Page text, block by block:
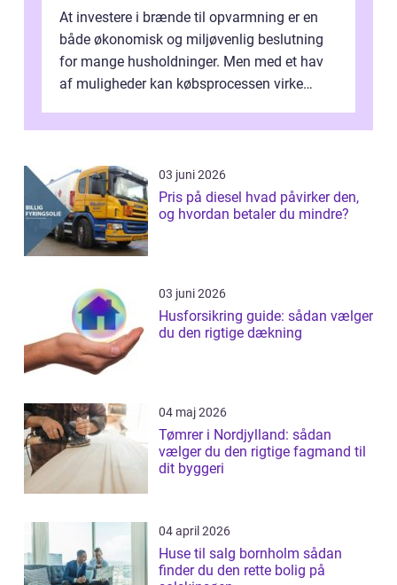
At investere i brænde til opvarmning er en
både økonomisk og miljøvenlig beslutning
for mange husholdninger. Men med et hav
af muligheder kan købsprocessen virke
03 juni 2026
Pris på diesel hvad påvirker den,
og hvordan betaler du mindre?
03 juni 2026
Husforsikring guide: sådan vælger
du den rigtige dækning
04 maj 2026
Tømrer i Nordjylland: sådan
vælger du den rigtige fagmand til
dit byggeri
04 april 2026
Huse til salg bornholm sådan
finder du den rette bolig på